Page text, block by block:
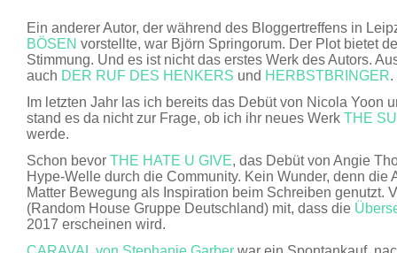
Ein anderer Autor, der während des Bloggertreffens in
BÖSEN vorstellte, war Björn Springorum. Der Plot bietet
Stimmung. Und es ist nicht das erstes Werk des Autors.
auch DER RUF DES HENKERS und HERBSTBRINGER.
Im letzten Jahr las ich bereits das Debüt von Nicola Yoon
stand es da nicht zur Frage, ob ich ihr neues Werk THE
werde.
Schon bevor THE HATE U GIVE, das Debüt von Angie
Hype-Welle durch die Community. Kein Wunder, denn die
Matter Bewegung als Inspiration beim Schreiben genutzt.
(Random House Gruppe Deutschland) mit, dass die
2017 erscheinen wird.